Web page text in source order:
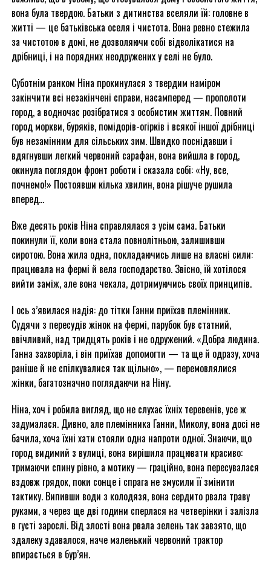
вона була твердою. Батьки з дитинства вселяли їй: головне в
житті — це батьківська оселя і чистота. Вона ревно стежила
за чистотою в домі, не дозволяючи собі відволікатися на
дрібниці, і на порядних неодружених у селі не було.
Суботнім ранком Ніна прокинулася з твердим наміром
закінчити всі незакінчені справи, насамперед — прополоти
город, а водночас розібратися з особистим життям. Повний
город моркви, буряків, помідорів-огірків і всякої іншої дрібниці
був незамінним для сільських зим. Швидко поснідавши і
вдягнувши легкий червоний сарафан, вона вийшла в город,
окинула поглядом фронт роботи і сказала собі: «Ну, все,
почнемо!» Постоявши кілька хвилин, вона рішуче рушила
вперед…
Вже десять років Ніна справлялася з усім сама. Батьки
покинули її, коли вона стала повнолітньою, залишивши
сиротою. Вона жила одна, покладаючись лише на власні сили:
працювала на фермі й вела господарство. Звісно, їй хотілося
вийти заміж, але вона чекала, дотримуючись своїх принципів.
І ось з’явилася надія: до тітки Ганни приїхав племінник.
Судячи з пересудів жінок на фермі, парубок був статний,
ввічливий, над тридцять років і не одружений. «Добра людина.
Ганна захворіла, і він приїхав допомогти — та ще й одразу, хоча
раніше й не спілкувалися так щільно», — перемовлялися
жінки, багатозначно поглядаючи на Ніну.
Ніна, хоч і робила вигляд, що не слухає їхніх теревенів, усе ж
задумалася. Дивно, але племінника Ганни, Миколу, вона досі не
бачила, хоча їхні хати стояли одна напроти одної. Знаючи, що
город видимий з вулиці, вона вирішила працювати красиво:
тримаючи спину рівно, а мотику — граційно, вона пересувалася
вздовж грядок, поки сонце і спрага не змусили її змінити
тактику. Випивши води з колодязя, вона сердито рвала траву
руками, а через ще дві години сперлася на четверінки і залізла
в густі зарослі. Від злості вона рвала зелень так завзято, що
здалеку здавалося, наче маленький червоний трактор
впирається в бур’ян.